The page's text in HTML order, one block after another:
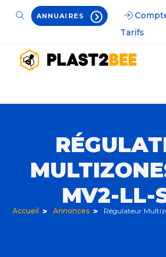
ANNUAIRES
Tarifs
MV2-LL-
Accueil Annonces Régulateur